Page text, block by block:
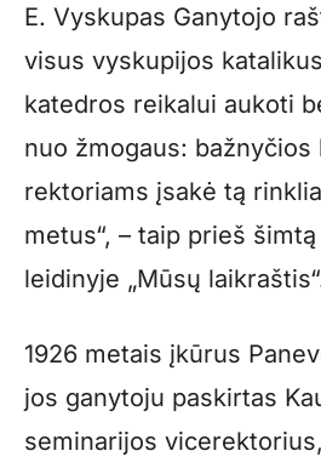
E. Vyskupas Ganytojo
visus vyskupijos
katedros reikalui aukoti
nuo žmogaus: bažnyčios
rektoriams įsakė tą
metus“, – taip prieš
leidinyje „Mūsų
1926 metais įkūrus
jos ganytoju paskirtas
seminarijos